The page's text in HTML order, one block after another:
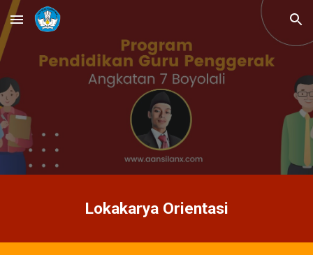
Skip to main content Skip to navigation
Lokakarya Orientasi